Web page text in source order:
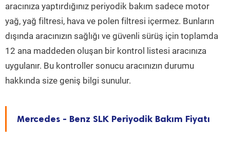
aracınıza yaptırdığınız periyodik bakım sadece motor
yağ, yağ filtresi, hava ve polen filtresi içermez. Bunların
dışında aracınızın sağlığı ve güvenli sürüş için toplamda
12 ana maddeden oluşan bir kontrol listesi aracınıza
uygulanır. Bu kontroller sonucu aracınızın durumu
hakkında size geniş bilgi sunulur.
Mercedes - Benz SLK Periyodik Bakım Fiyatı